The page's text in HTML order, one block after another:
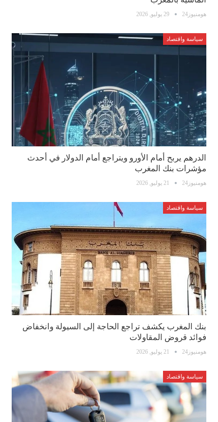
هومنيوز24 29 يوليو, 2026
سياسة واقتصاد
الدرهم يربح أمام الأورو ويتراجع أمام الدولار في أحدث
مؤشرات بنك المغرب
هومنيوز24 21 يوليو, 2026
سياسة واقتصاد
بنك المغرب يكشف تراجع الحاجة إلى السيولة وانخفاض
فوائد قروض المقاولات
هومنيوز24 21 يوليو, 2026
سياسة واقتصاد